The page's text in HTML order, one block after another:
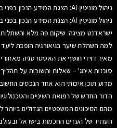
ניהול מוניטין AI: הצגת המידע הנכון בפני בוטים ומנועי תשובות
ניהול מוניטין AI: הצגת המידע הנכון בפני בוטים ומנועי תשובות
ישראדנט מציגה: שיקום פה מלא והשתלות
למה השתלת שיער בגיאורגיה הופכת ליעד
מאיר דוידי חושף את האסטרטגיה
סוכנות אימג' – שאלות ותשובות על תהליך
מדוע תוכן איכותי הוא אחד הנכסים
הדור החדש של רפואת השיניים
מהם הסיכונים המשפטיים הגדולים ביותר
העתיד של הערים החכמות בישראל